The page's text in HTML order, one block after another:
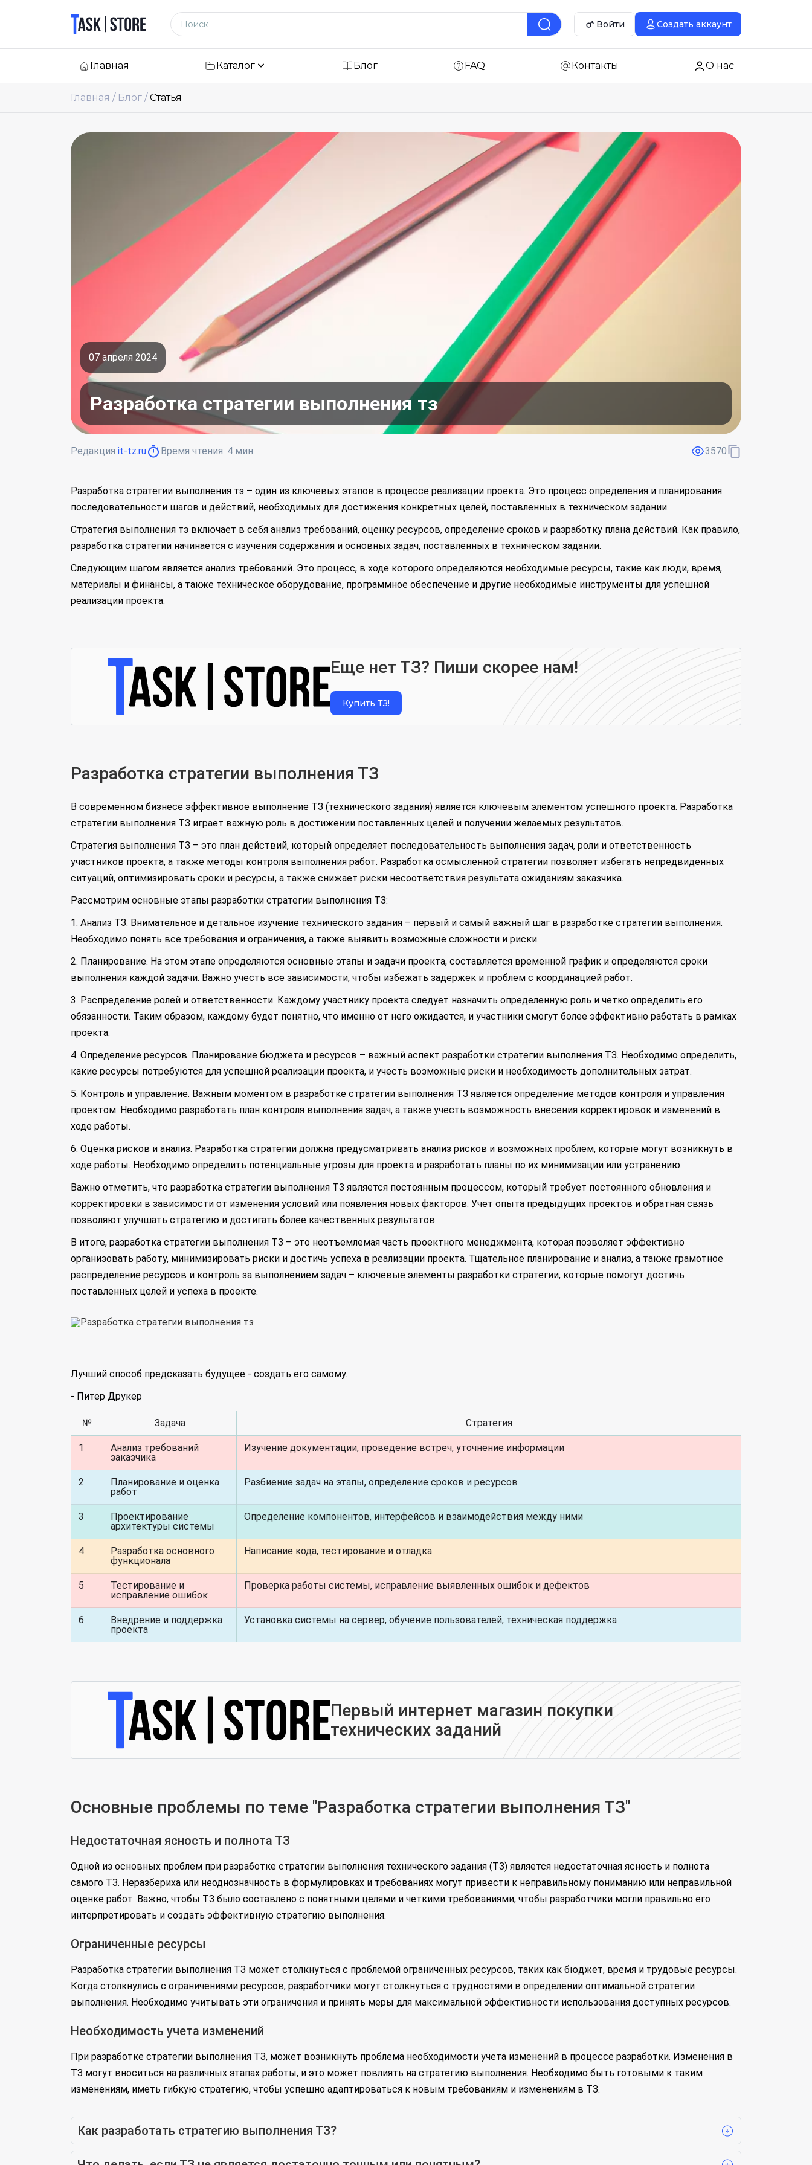
Логотип
Поиск по сайту
Войти Создать аккаунт
Главная Каталог Блог FAQ Контакты О нас
Главная Блог Статья
07 апреля 2024
Разработка стратегии выполнения тз
Редакция it-tz.ru Время чтения: 4 мин 3570
Разработка стратегии выполнения тз – один из ключевых этапов в процессе реализации проекта. Это процесс определения и планирования
последовательности шагов и действий, необходимых для достижения конкретных целей, поставленных в техническом задании.
Стратегия выполнения тз включает в себя анализ требований, оценку ресурсов, определение сроков и разработку плана действий. Как правило,
разработка стратегии начинается с изучения содержания и основных задач, поставленных в техническом задании.
Следующим шагом является анализ требований. Это процесс, в ходе которого определяются необходимые ресурсы, такие как люди, время,
материалы и финансы, а также техническое оборудование, программное обеспечение и другие необходимые инструменты для успешной
реализации проекта.
Еще нет ТЗ? Пиши скорее нам!
Купить ТЗ!
Разработка стратегии выполнения ТЗ
В современном бизнесе эффективное выполнение ТЗ (технического задания) является ключевым элементом успешного проекта. Разработка
стратегии выполнения ТЗ играет важную роль в достижении поставленных целей и получении желаемых результатов.
Стратегия выполнения ТЗ – это план действий, который определяет последовательность выполнения задач, роли и ответственность
участников проекта, а также методы контроля выполнения работ. Разработка осмысленной стратегии позволяет избегать непредвиденных
ситуаций, оптимизировать сроки и ресурсы, а также снижает риски несоответствия результата ожиданиям заказчика.
Рассмотрим основные этапы разработки стратегии выполнения ТЗ:
1. Анализ ТЗ. Внимательное и детальное изучение технического задания – первый и самый важный шаг в разработке стратегии выполнения.
Необходимо понять все требования и ограничения, а также выявить возможные сложности и риски.
2. Планирование. На этом этапе определяются основные этапы и задачи проекта, составляется временной график и определяются сроки
выполнения каждой задачи. Важно учесть все зависимости, чтобы избежать задержек и проблем с координацией работ.
3. Распределение ролей и ответственности. Каждому участнику проекта следует назначить определенную роль и четко определить его
обязанности. Таким образом, каждому будет понятно, что именно от него ожидается, и участники смогут более эффективно работать в рамках
проекта.
4. Определение ресурсов. Планирование бюджета и ресурсов – важный аспект разработки стратегии выполнения ТЗ. Необходимо определить,
какие ресурсы потребуются для успешной реализации проекта, и учесть возможные риски и необходимость дополнительных затрат.
5. Контроль и управление. Важным моментом в разработке стратегии выполнения ТЗ является определение методов контроля и управления
проектом. Необходимо разработать план контроля выполнения задач, а также учесть возможность внесения корректировок и изменений в
ходе работы.
6. Оценка рисков и анализ. Разработка стратегии должна предусматривать анализ рисков и возможных проблем, которые могут возникнуть в
ходе работы. Необходимо определить потенциальные угрозы для проекта и разработать планы по их минимизации или устранению.
Важно отметить, что разработка стратегии выполнения ТЗ является постоянным процессом, который требует постоянного обновления и
корректировки в зависимости от изменения условий или появления новых факторов. Учет опыта предыдущих проектов и обратная связь
позволяют улучшать стратегию и достигать более качественных результатов.
В итоге, разработка стратегии выполнения ТЗ – это неотъемлемая часть проектного менеджмента, которая позволяет эффективно
организовать работу, минимизировать риски и достичь успеха в реализации проекта. Тщательное планирование и анализ, а также грамотное
распределение ресурсов и контроль за выполнением задач – ключевые элементы разработки стратегии, которые помогут достичь
поставленных целей и успеха в проекте.
Лучший способ предсказать будущее - создать его самому.
- Питер Друкер
№ Задача Стратегия
1
Анализ требований
заказчика
Изучение документации, проведение встреч, уточнение информации
2
Планирование и оценка
работ
Разбиение задач на этапы, определение сроков и ресурсов
3
Проектирование
архитектуры системы
Определение компонентов, интерфейсов и взаимодействия между ними
4
Разработка основного
функционала
Написание кода, тестирование и отладка
5
Тестирование и
исправление ошибок
Проверка работы системы, исправление выявленных ошибок и дефектов
6
Внедрение и поддержка
проекта
Установка системы на сервер, обучение пользователей, техническая поддержка
Первый интернет магазин покупки
технических заданий
Основные проблемы по теме "Разработка стратегии выполнения ТЗ"
Недостаточная ясность и полнота ТЗ
Одной из основных проблем при разработке стратегии выполнения технического задания (ТЗ) является недостаточная ясность и полнота
самого ТЗ. Неразбериха или неоднозначность в формулировках и требованиях могут привести к неправильному пониманию или неправильной
оценке работ. Важно, чтобы ТЗ было составлено с понятными целями и четкими требованиями, чтобы разработчики могли правильно его
интерпретировать и создать эффективную стратегию выполнения.
Ограниченные ресурсы
Разработка стратегии выполнения ТЗ может столкнуться с проблемой ограниченных ресурсов, таких как бюджет, время и трудовые ресурсы.
Когда столкнулись с ограничениями ресурсов, разработчики могут столкнуться с трудностями в определении оптимальной стратегии
выполнения. Необходимо учитывать эти ограничения и принять меры для максимальной эффективности использования доступных ресурсов.
Необходимость учета изменений
При разработке стратегии выполнения ТЗ, может возникнуть проблема необходимости учета изменений в процессе разработки. Изменения в
ТЗ могут вноситься на различных этапах работы, и это может повлиять на стратегию выполнения. Необходимо быть готовыми к таким
изменениям, иметь гибкую стратегию, чтобы успешно адаптироваться к новым требованиям и изменениям в ТЗ.
Как разработать стратегию выполнения ТЗ?